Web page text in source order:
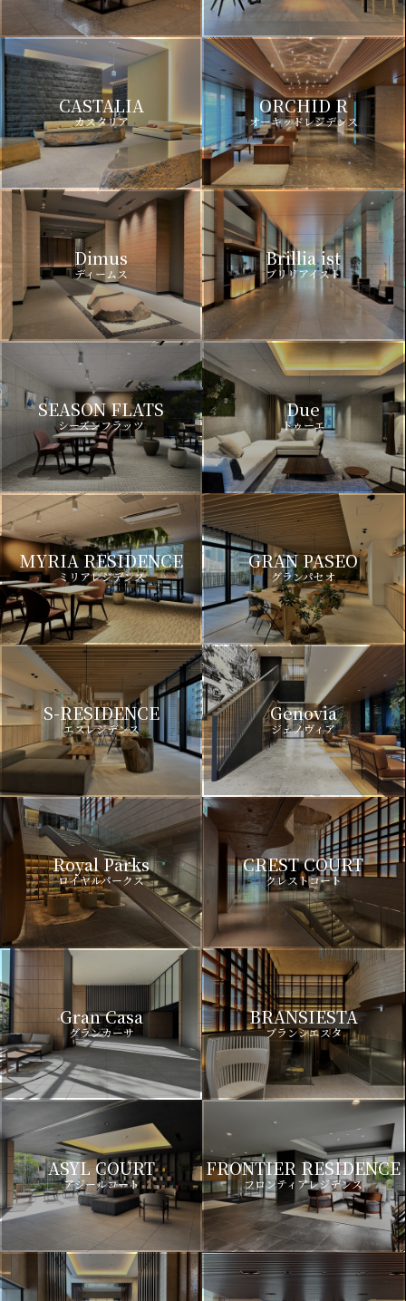
CASTALIA
カスタリア
ORCHID R
オーキッドレジデンス
Dimus
ディームス
Brillia ist
ブリリアイスト
SEASON FLATS
シーズンフラッツ
Due
ドゥーエ
MYRIA RESIDENCE
ミリアレジデンス
GRAN PASEO
グランパセオ
S-RESIDENCE
エスレジデンス
Genovia
ジェノヴィア
Royal Parks
ロイヤルパークス
CREST COURT
クレストコート
Gran Casa
グランカーサ
BRANSIESTA
ブランシエスタ
ASYL COURT
アジールコート
FRONTIER RESIDENCE
フロンティアレジデンス